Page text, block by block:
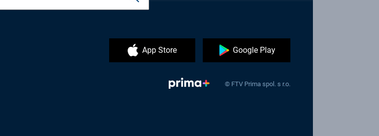
App Store Google Play
© FTV Prima spol. s r.o.